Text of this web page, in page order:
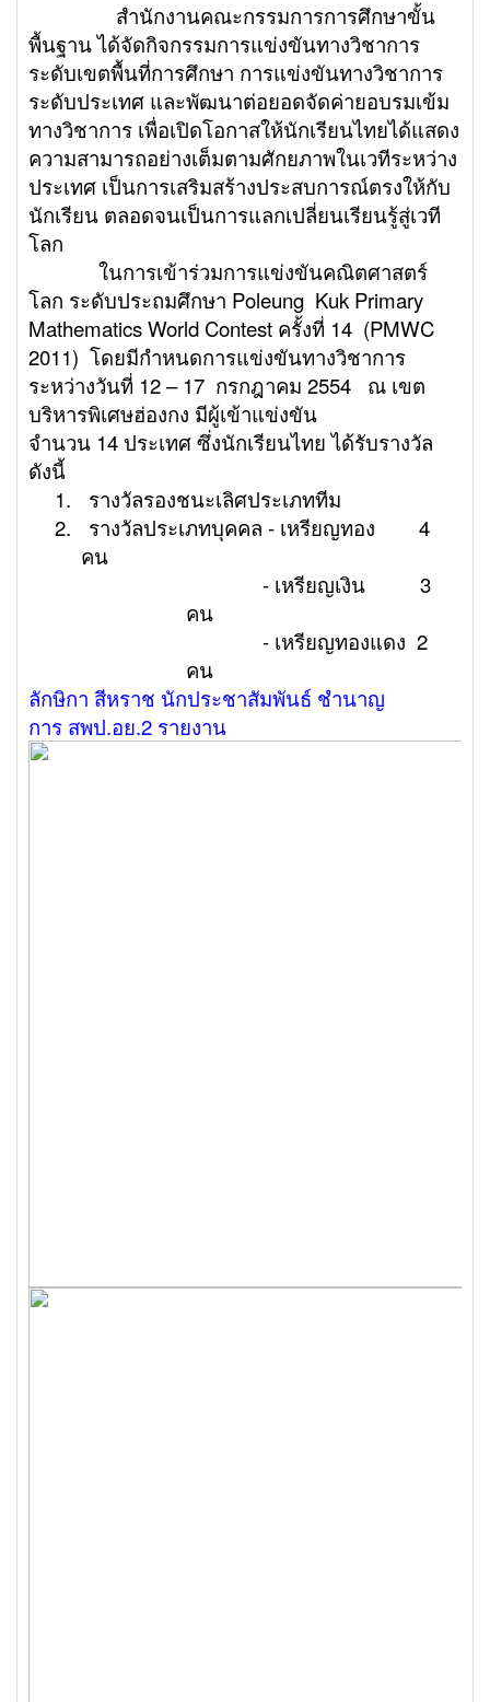
สำนักงานคณะกรรมการการศึกษาขั้น
พื้นฐาน ได้จัดกิจกรรมการแข่งขันทางวิชาการ
ระดับเขตพื้นที่การศึกษา การแข่งขันทางวิชาการ
ระดับประเทศ และพัฒนาต่อยอดจัดค่ายอบรมเข้ม
ทางวิชาการ เพื่อเปิดโอกาสให้นักเรียนไทยได้แสดง
ความสามารถอย่างเต็มตามศักยภาพในเวทีระหว่าง
ประเทศ เป็นการเสริมสร้างประสบการณ์ตรงให้กับ
นักเรียน ตลอดจนเป็นการแลกเปลี่ยนเรียนรู้สู่เวที
โลก
ในการเข้าร่วมการแข่งขันคณิตศาสตร์
โลก ระดับประถมศึกษา Poleung Kuk Primary
Mathematics World Contest ครั้งที่ 14 (PMWC
2011) โดยมีกำหนดการแข่งขันทางวิชาการ
ระหว่างวันที่ 12 – 17 กรกฎาคม 2554 ณ เขต
บริหารพิเศษฮ่องกง มีผู้เข้าแข่งขัน
จำนวน 14 ประเทศ ซึ่งนักเรียนไทย ได้รับรางวัล
ดังนี้
1.
รางวัลรองชนะเลิศประเภททีม
2.
รางวัลประเภทบุคคล - เหรียญทอง 4
คน
- เหรียญเงิน 3
คน
- เหรียญทองแดง 2
คน
ลักษิกา สีหราช นักประชาสัมพันธ์ ชำนาญ
การ สพป.อย.2 รายงาน